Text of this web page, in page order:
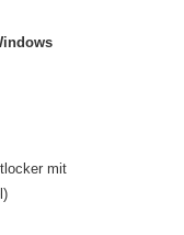
mit